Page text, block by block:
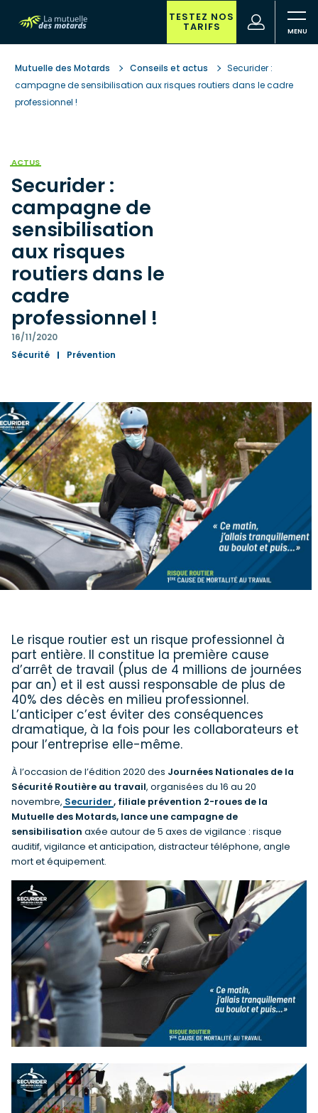
contenu
principal recherche
TESTEZ NOS
TARIFS
(nouvelle
fenêtre)
Mutuelle des Motards Conseils et actus
Securider :
campagne de sensibilisation aux risques routiers dans le cadre
professionnel !
ACTUS
Securider :
campagne de
sensibilisation
aux risques
routiers dans le
cadre
professionnel !
16/11/2020
Sécurité
Prévention
Le risque routier est un risque professionnel à
part entière. Il constitue la première cause
d’arrêt de travail (plus de 4 millions de journées
par an) et il est aussi responsable de plus de
40% des décès en milieu professionnel.
L’anticiper c’est éviter des conséquences
dramatique, à la fois pour les collaborateurs et
pour l’entreprise elle-même.
À l’occasion de l’édition 2020 des Journées Nationales de la
Sécurité Routière au travail, organisées du 16 au 20
novembre, Securider, filiale prévention 2-roues de la
Mutuelle des Motards, lance une campagne de
sensibilisation axée autour de 5 axes de vigilance : risque
auditif, vigilance et anticipation, distracteur téléphone, angle
mort et équipement.